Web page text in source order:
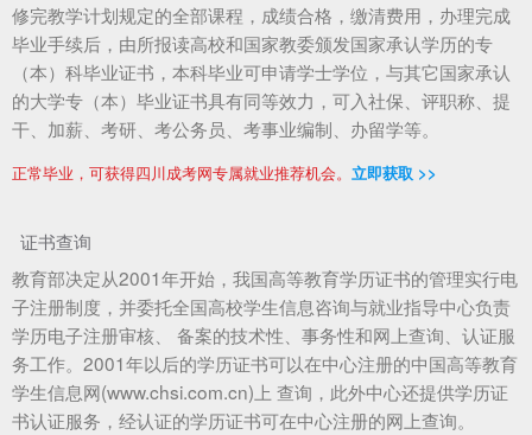
修完教学计划规定的全部课程，成绩合格，缴清费用，办理完成
毕业手续后，由所报读高校和国家教委颁发国家承认学历的专
（本）科毕业证书，本科毕业可申请学士学位，与其它国家承认
的大学专（本）毕业证书具有同等效力，可入社保、评职称、提
干、加薪、考研、考公务员、考事业编制、办留学等。
正常毕业，可获得四川成考网专属就业推荐机会。 立即获取 >>
证书查询
教育部决定从2001年开始，我国高等教育学历证书的管理实行电
子注册制度，并委托全国高校学生信息咨询与就业指导中心负责
学历电子注册审核、 备案的技术性、事务性和网上查询、认证服
务工作。2001年以后的学历证书可以在中心注册的中国高等教育
学生信息网(www.chsi.com.cn)上 查询，此外中心还提供学历证
书认证服务，经认证的学历证书可在中心注册的网上查询。